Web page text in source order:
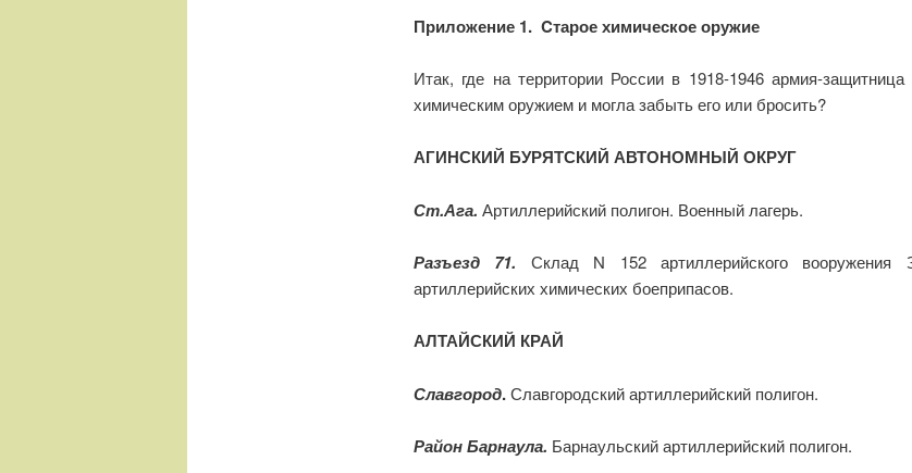
Приложение 1. Cтарое химическое оружие
Итак, где на территории России в 1918-1946 армия-
химическим оружием и могла забыть его или бросить?
АГИНСКИЙ БУРЯТСКИЙ АВТОНОМНЫЙ ОКРУГ
Ст.Ага. Артиллерийский полигон. Военный лагерь.
Разъезд 71.
Склад N 152 артиллерийского вооружения
артиллерийских химических боеприпасов.
АЛТАЙСКИЙ КРАЙ
Славгород.Славгородский артиллерийский полигон.
Район Барнаула. Барнаульский артиллерийский полигон.